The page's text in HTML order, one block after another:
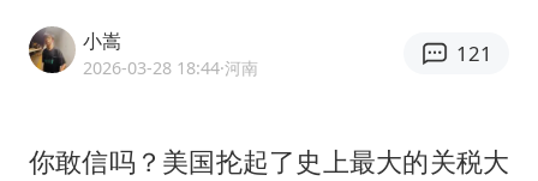
小嵩
2026-03-28 18:44·河南
121
你敢信吗？美国抡起了史上最大的关税大